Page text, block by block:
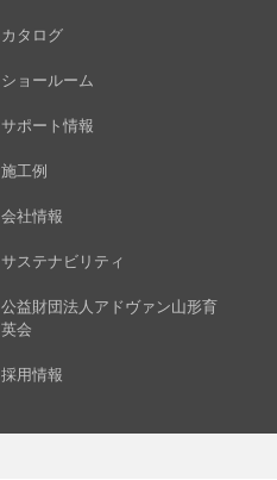
カタログ
ショールーム
サポート情報
施工例
会社情報
サステナビリティ
公益財団法人アドヴァン山形育
英会
採用情報